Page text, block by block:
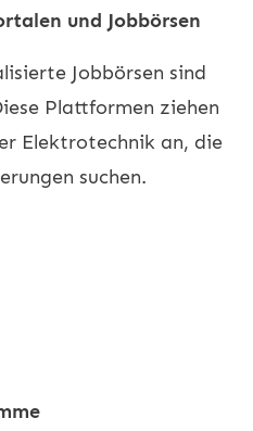
und Jobbörsen
Jobbörsen sind
Plattformen ziehen
Elektrotechnik an, die
suchen.